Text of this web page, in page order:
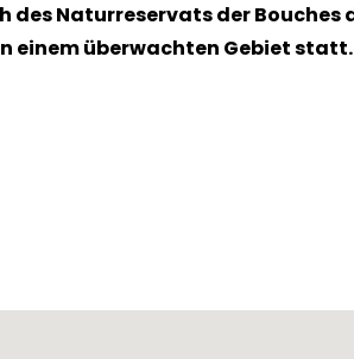
des Naturreservats der
einem überwachten Gebiet statt.